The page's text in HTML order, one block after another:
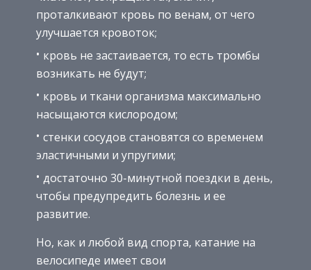
проталкивают кровь по венам, от чего
улучшается кровоток;
кровь не застаивается, то есть тромбы
возникать не будут;
кровь и ткани организма максимально
насыщаются кислородом;
стенки сосудов становятся со временем
эластичными и упругими;
достаточно 30-минутной поездки в день,
чтобы предупредить болезнь и ее
развитие.
Но, как и любой вид спорта, катание на
велосипеде имеет свои